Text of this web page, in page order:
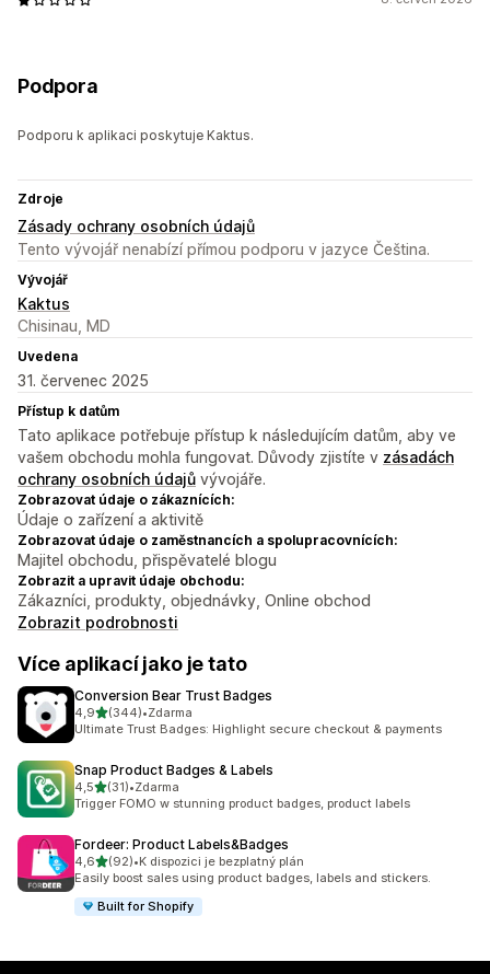
Podpora
Podporu k aplikaci poskytuje Kaktus.
Zdroje
Zásady ochrany osobních údajů
Tento vývojář nenabízí přímou podporu v jazyce Čeština.
Vývojář
Kaktus
Chisinau, MD
Uvedena
31. červenec 2025
Přístup k datům
Tato aplikace potřebuje přístup k následujícím datům, aby ve
vašem obchodu mohla fungovat. Důvody zjistíte v zásadách
ochrany osobních údajů vývojáře.
Zobrazovat údaje o zákaznících:
Údaje o zařízení a aktivitě
Zobrazovat údaje o zaměstnancích a spolupracovnících:
Majitel obchodu, přispěvatelé blogu
Zobrazit a upravit údaje obchodu:
Zákazníci, produkty, objednávky, Online obchod
Zobrazit podrobnosti
Více aplikací jako je tato
Conversion Bear Trust Badges
4,9z 5 hvězd
(344)
Celkový počet recenzí: 344
•Zdarma
Ultimate Trust Badges: Highlight secure checkout & payments
Snap Product Badges & Labels
4,5z 5 hvězd
(31)
Celkový počet recenzí: 31
•Zdarma
Trigger FOMO w stunning product badges, product labels
Fordeer: Product Labels&Badges
4,6z 5 hvězd
(92)
Celkový počet recenzí: 92
•K dispozici je bezplatný plán
Easily boost sales using product badges, labels and stickers.
Built for Shopify